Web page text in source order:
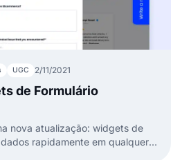
UGC 2/11/2021
de Formulário
nova atualização: widgets de
rapidamente em qualquer